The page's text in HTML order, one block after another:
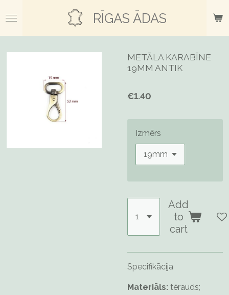
to
main
RĪGAS ĀDAS
METĀLA KARABĪNE
19MM ANTIK
€1.40
Izmērs
Add
to
cart
Specifikācija
Materiāls: tērauds;